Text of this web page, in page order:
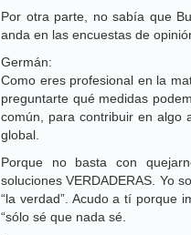
Por otra parte, no sabía que
anda en las encuestas de
Germán:
Como eres profesional en la
preguntarte qué medidas
común, para contribuir en algo
global.
Porque no basta con
soluciones VERDADERAS. Yo
“la verdad”. Acudo a tí porque
“sólo sé que nada sé.